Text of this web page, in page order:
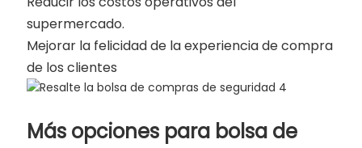
supermercado.
Mejorar la felicidad de la experiencia de compra
de los clientes
Más opciones para bolsa de